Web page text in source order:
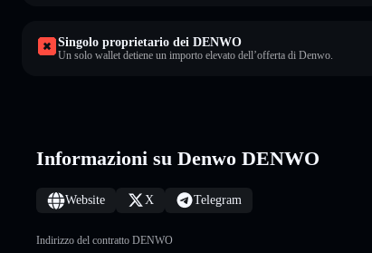
Singolo proprietario dei DENWO
Un solo wallet detiene un importo elevato dell’offerta di Denwo.
Informazioni su Denwo DENWO
Website X Telegram
Indirizzo del contratto DENWO